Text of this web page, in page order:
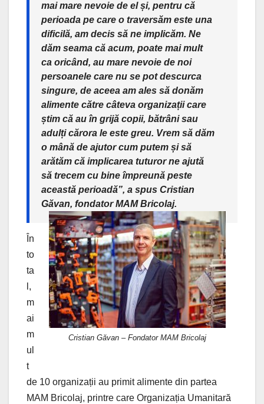
mai mare nevoie de el și, pentru că
perioada pe care o traversăm este una
dificilă, am decis să ne implicăm. Ne
dăm seama că acum, poate mai mult
ca oricând, au mare nevoie de noi
persoanele care nu se pot descurca
singure, de aceea am ales să donăm
alimente către câteva organizații care
știm că au în grijă copii, bătrâni sau
adulți cărora le este greu. Vrem să dăm
o mână de ajutor cum putem și să
arătăm că implicarea tuturor ne ajută
să trecem cu bine împreună peste
această perioadă”, a spus Cristian
Găvan, fondator MAM Bricolaj.
Cristian Găvan – Fondator MAM Bricolaj
În
to
ta
l,
m
ai
m
ul
t
de 10 organizații au primit alimente din partea
MAM Bricolaj, printre care Organizația Umanitară